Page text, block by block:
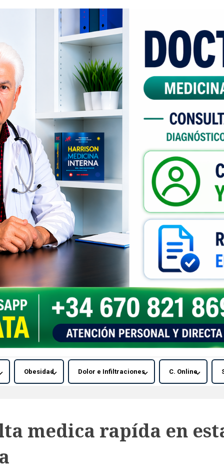
Obesidad Dolor e Infiltraciones C. Online
medica rapída en